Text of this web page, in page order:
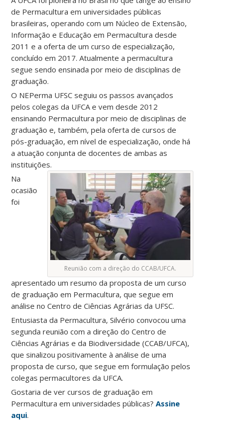
de Permacultura em universidades públicas
brasileiras, operando com um Núcleo de Extensão,
Informação e Educação em Permacultura desde
2011 e a oferta de um curso de especialização,
concluído em 2017. Atualmente a permacultura
segue sendo ensinada por meio de disciplinas de
graduação.
O NEPerma UFSC seguiu os passos avançados
pelos colegas da UFCA e vem desde 2012
ensinando Permacultura por meio de disciplinas de
graduação e, também, pela oferta de cursos de
pós-graduação, em nível de especialização, onde há
a atuação conjunta de docentes de ambas as
instituições.
Reunião com a direção do CCAB/UFCA.
Na
ocasião
foi
apresentado um resumo da proposta de um curso
de graduação em Permacultura, que segue em
análise no Centro de Ciências Agrárias da UFSC.
Entusiasta da Permacultura, Silvério convocou uma
segunda reunião com a direção do Centro de
Ciências Agrárias e da Biodiversidade (CCAB/UFCA),
que sinalizou positivamente à análise de uma
proposta de curso, que segue em formulação pelos
colegas permacultores da UFCA.
Gostaria de ver cursos de graduação em
Permacultura em universidades públicas?Assine
aqui.